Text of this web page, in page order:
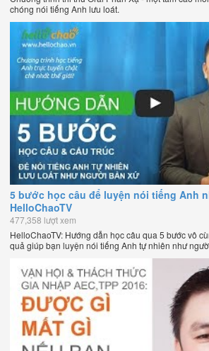
chóng nói tiếng Anh lưu loát.
5 bước học câu để luyện nói tiếng Anh
HelloChaoTV
477,358 lượt xem
HelloChaoTV: Hướng dẫn học câu qua 5 bước vô
quả giúp bạn luyện nói tiếng Anh tự nhiên như
Phạm Việt Thắng, đồng sáng lập HelloChao.vn -
Anh trực tuyến chặt chẽ nhất thế giới.